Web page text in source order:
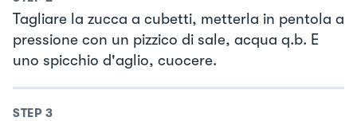
Tagliare la zucca a cubetti, metterla in pentola a
pressione con un pizzico di sale, acqua q.b. E
uno spicchio d'aglio, cuocere.
STEP 3